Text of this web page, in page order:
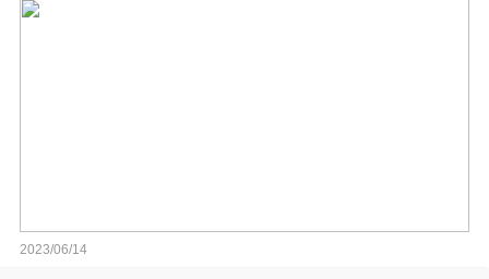
2023/06/14